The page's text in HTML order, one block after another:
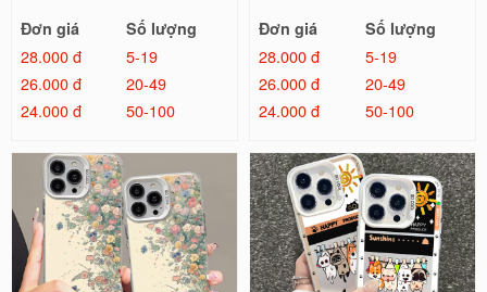
Đơn giá
Số lượng
28.000 đ
5-19
26.000 đ
20-49
24.000 đ
50-100
Đơn giá
Số lượng
28.000 đ
5-19
26.000 đ
20-49
24.000 đ
50-100